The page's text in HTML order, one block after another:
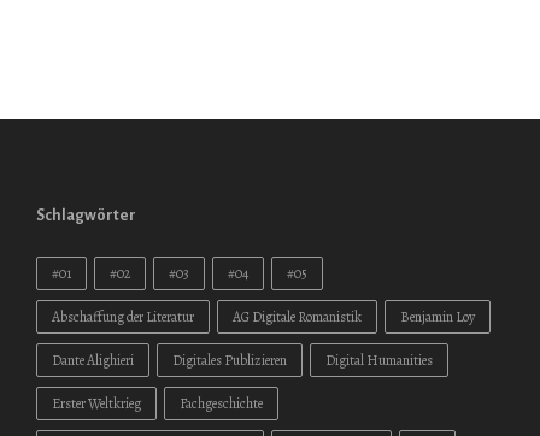
Schlagwörter
#01 #02 #03 #04 #05
Abschaffung der Literatur AG Digitale Romanistik Benjamin Loy
Dante Alighieri Digitales Publizieren Digital Humanities
Erster Weltkrieg Fachgeschichte